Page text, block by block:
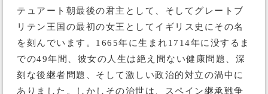
テュアート朝最後の君主として、そしてグレートブ
リテン王国の最初の女王としてイギリス史にその名
を刻んでいます。1665年に生まれ1714年に没するま
での49年間、彼女の人生は絶え間ない健康問題、深
刻な後継者問題、そして激しい政治的対立の渦中に
ありました。しかしその治世は、スペイン継承戦争